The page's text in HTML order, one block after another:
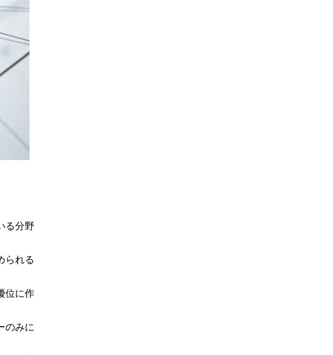
る分野
られる
位に作
のみに